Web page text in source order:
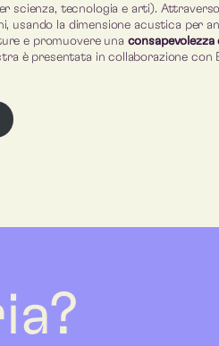
scienza, tecnologia e arti).
usando la dimensione acustica per
e promuovere una
è presentata in collaborazione con